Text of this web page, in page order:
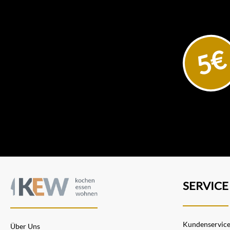
5€
Über Uns
SERVICE
Kundenservice